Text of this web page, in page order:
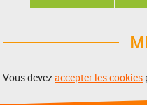
Vous devezaccepter les cookies